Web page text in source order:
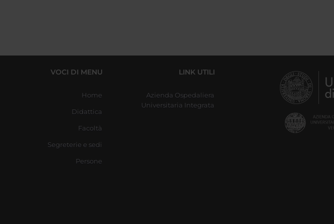
VOCI DI MENU
Home
Didattica
Facoltà
Segreterie e sedi
Persone
LINK UTILI
Azienda Ospedaliera
Universitaria Integrata